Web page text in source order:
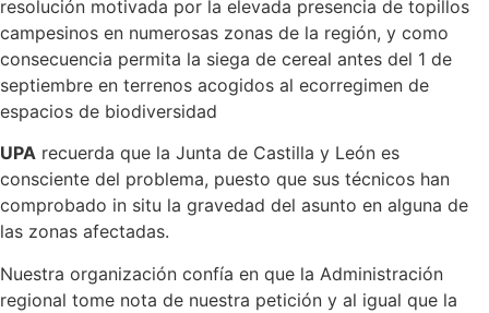
resolución motivada por la elevada presencia de topillos
campesinos en numerosas zonas de la región, y como
consecuencia permita la siega de cereal antes del 1 de
septiembre en terrenos acogidos al ecorregimen de
espacios de biodiversidad
UPA recuerda que la Junta de Castilla y León es
consciente del problema, puesto que sus técnicos han
comprobado in situ la gravedad del asunto en alguna de
las zonas afectadas.
Nuestra organización confía en que la Administración
regional tome nota de nuestra petición y al igual que la